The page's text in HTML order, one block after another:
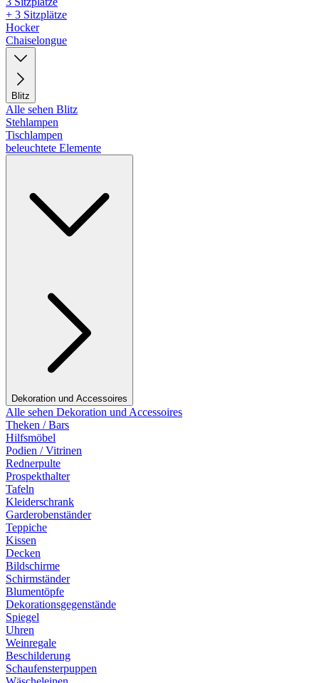
+ 3 Sitzplätze
Hocker
Chaiselongue
Blitz
Alle sehen Blitz
Stehlampen
Tischlampen
beleuchtete Elemente
Dekoration und Accessoires
Alle sehen Dekoration und Accessoires
Theken / Bars
Hilfsmöbel
Podien / Vitrinen
Rednerpulte
Prospekthalter
Tafeln
Kleiderschrank
Garderobenständer
Teppiche
Kissen
Decken
Bildschirme
Schirmständer
Blumentöpfe
Dekorationsgegenstände
Spiegel
Uhren
Weinregale
Beschilderung
Schaufensterpuppen